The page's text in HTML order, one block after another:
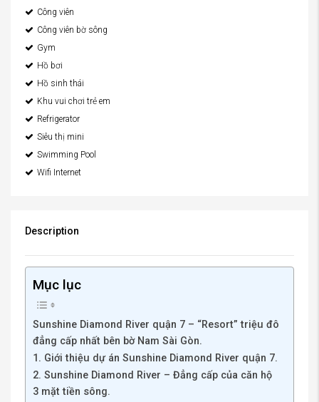
Công viên
Công viên bờ sông
Gym
Hồ bơi
Hồ sinh thái
Khu vui chơi trẻ em
Refrigerator
Siêu thị mini
Swimming Pool
Wifi Internet
Description
Mục lục
Sunshine Diamond River quận 7 – “Resort” triệu đô
đẳng cấp nhất bên bờ Nam Sài Gòn.
1. Giới thiệu dự án Sunshine Diamond River quận 7.
2. Sunshine Diamond River – Đẳng cấp của căn hộ
3 mặt tiền sông.